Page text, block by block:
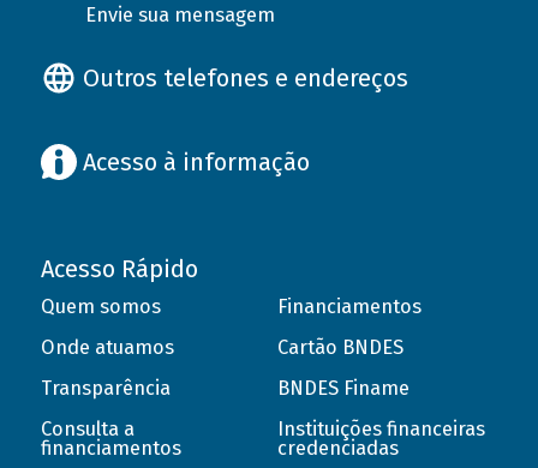
Envie sua mensagem
Outros telefones e endereços
Acesso à informação
Acesso Rápido
Quem somos
Onde atuamos
Transparência
Consulta a
financiamentos
Financiamentos
Cartão BNDES
BNDES Finame
Instituições financeiras
credenciadas